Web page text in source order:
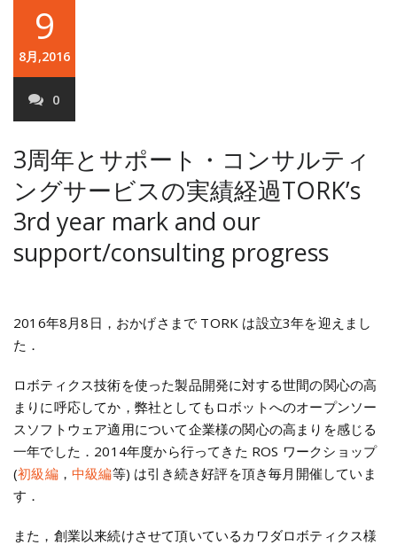
9
8月,2016
0
3周年とサポート・コンサルティ
ングサービスの実績経過TORK’s
3rd year mark and our
support/consulting progress
2016年8月8日，おかげさまで TORK は設立3年を迎えまし
た．
ロボティクス技術を使った製品開発に対する世間の関心の高
まりに呼応してか，弊社としてもロボットへのオープンソー
スソフトウェア適用について企業様の関心の高まりを感じる
一年でした．2014年度から行ってきた ROS ワークショップ
(初級編，中級編等) は引き続き好評を頂き毎月開催していま
す．
また，創業以来続けさせて頂いているカワダロボティクス様